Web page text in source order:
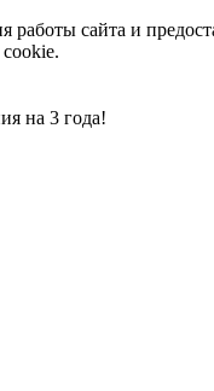
сайта и
на 3 года!